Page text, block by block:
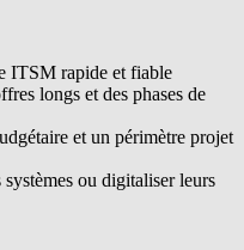
ITSM rapide et fiable
longs et des phases de
et un périmètre projet
ou digitaliser leurs